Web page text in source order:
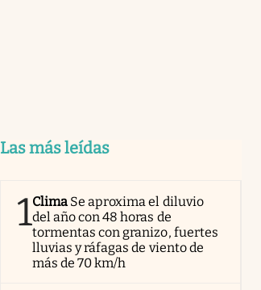
Las más leídas
1Clima Se aproxima el diluvio
del año con 48 horas de
tormentas con granizo, fuertes
lluvias y ráfagas de viento de
más de 70 km/h